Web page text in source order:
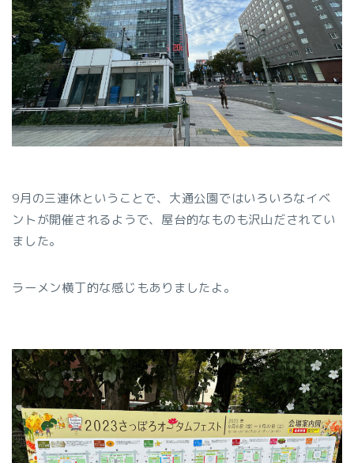
9月の三連休ということで、大通公園ではいろいろなイベ
ントが開催されるようで、屋台的なものも沢山だされてい
ました。
ラーメン横丁的な感じもありましたよ。